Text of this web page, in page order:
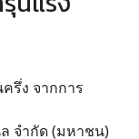
รึ่ง จากการ
จำกัด (มหาชน)